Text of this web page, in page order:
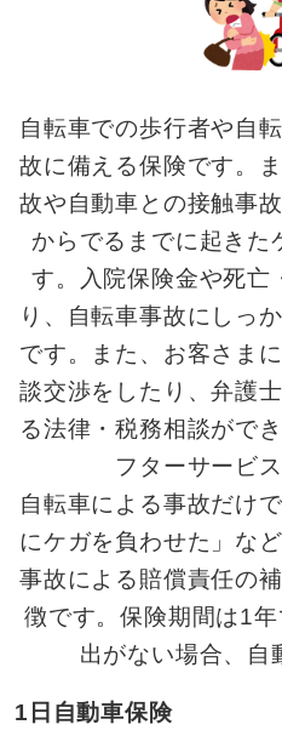
自転車での歩行者や自
故に備える保険です。
故や自動車との接触事
からでるまでに起きた
す。入院保険金や死亡
り、自転車事故にしっ
です。また、お客さま
談交渉をしたり、弁護
る法律・税務相談がで
フターサービ
自転車による事故だけ
にケガを負わせた」な
事故による賠償責任の
徴です。保険期間は1
出がない場合、自
1日自動車保険